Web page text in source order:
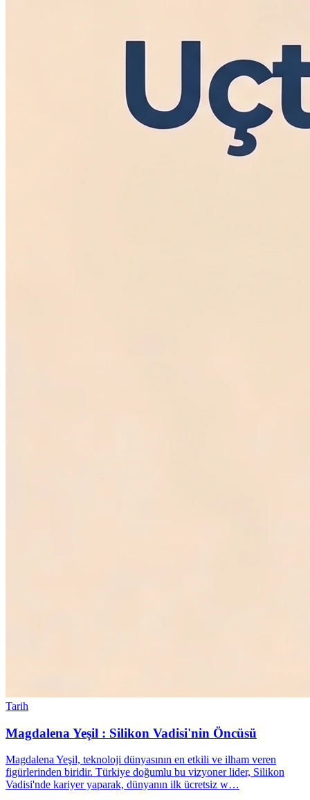
Tarih
Magdalena Yeşil : Silikon Vadisi'nin Öncüsü
Magdalena Yeşil, teknoloji dünyasının en etkili ve ilham veren
figürlerinden biridir. Türkiye doğumlu bu vizyoner lider, Silikon
Vadisi'nde kariyer yaparak, dünyanın ilk ücretsiz w…